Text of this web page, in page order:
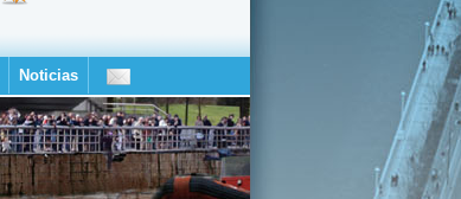
Noticias